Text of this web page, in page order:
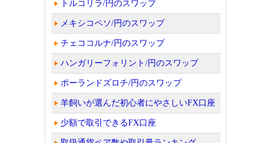
トルコリラ/円のスワップ
メキシコペソ/円のスワップ
チェココルナ/円のスワップ
ハンガリーフォリント/円のスワップ
ポーランドズロチ/円のスワップ
羊飼いが選んだ初心者にやさしいFX口座
少額で取引できるFX口座